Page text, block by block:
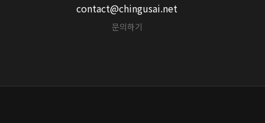
contact@chingusai.net
문의하기